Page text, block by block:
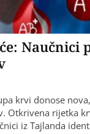
Naučnici
krvi donose
Otkrivena rijetka
iz Tajlanda